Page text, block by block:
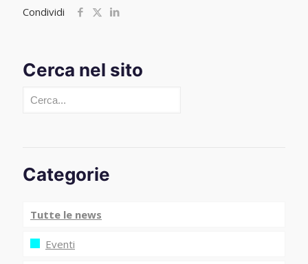
Condividi
Cerca nel sito
Cerca
Categorie
Tutte le news
Eventi